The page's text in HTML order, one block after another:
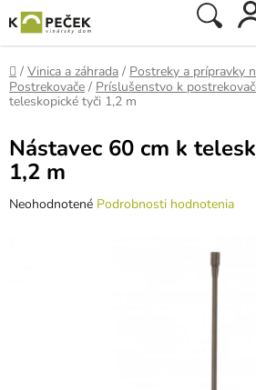
na
obsah
Domov
/ Vinica a záhrada / Postreky a prípravky
Postrekovače / Príslušenstvo k
teleskopické tyči 1,2 m
Nástavec 60 cm k
1,2 m
Priemerné
Neohodnotené Podrobnosti hodnotenia